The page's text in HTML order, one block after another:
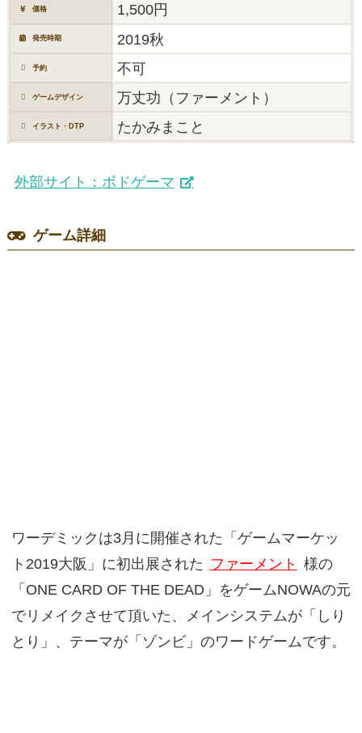
価格 1,500円
発売時期 2019秋
予約 不可
ゲームデザイン 万丈功（ファーメント）
イラスト・DTP たかみまこと
外部サイト：ボドゲーマ
ゲーム詳細
ワーデミックは3月に開催された「ゲームマーケッ
ト2019大阪」に初出展された ファーメント 様の
「ONE CARD OF THE DEAD」をゲームNOWAの元
でリメイクさせて頂いた、メインシステムが「しり
とり」、テーマが「ゾンビ」のワードゲームです。